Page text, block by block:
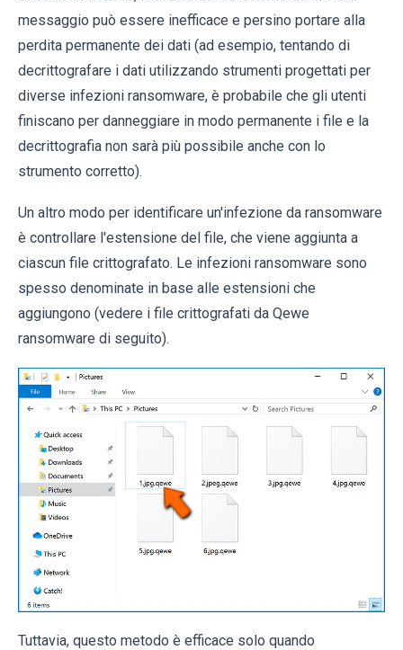
messaggio può essere inefficace e persino portare alla
perdita permanente dei dati (ad esempio, tentando di
decrittografare i dati utilizzando strumenti progettati per
diverse infezioni ransomware, è probabile che gli utenti
finiscano per danneggiare in modo permanente i file e la
decrittografia non sarà più possibile anche con lo
strumento corretto).
Un altro modo per identificare un'infezione da ransomware
è controllare l'estensione del file, che viene aggiunta a
ciascun file crittografato. Le infezioni ransomware sono
spesso denominate in base alle estensioni che
aggiungono (vedere i file crittografati da Qewe
ransomware di seguito).
Tuttavia, questo metodo è efficace solo quando